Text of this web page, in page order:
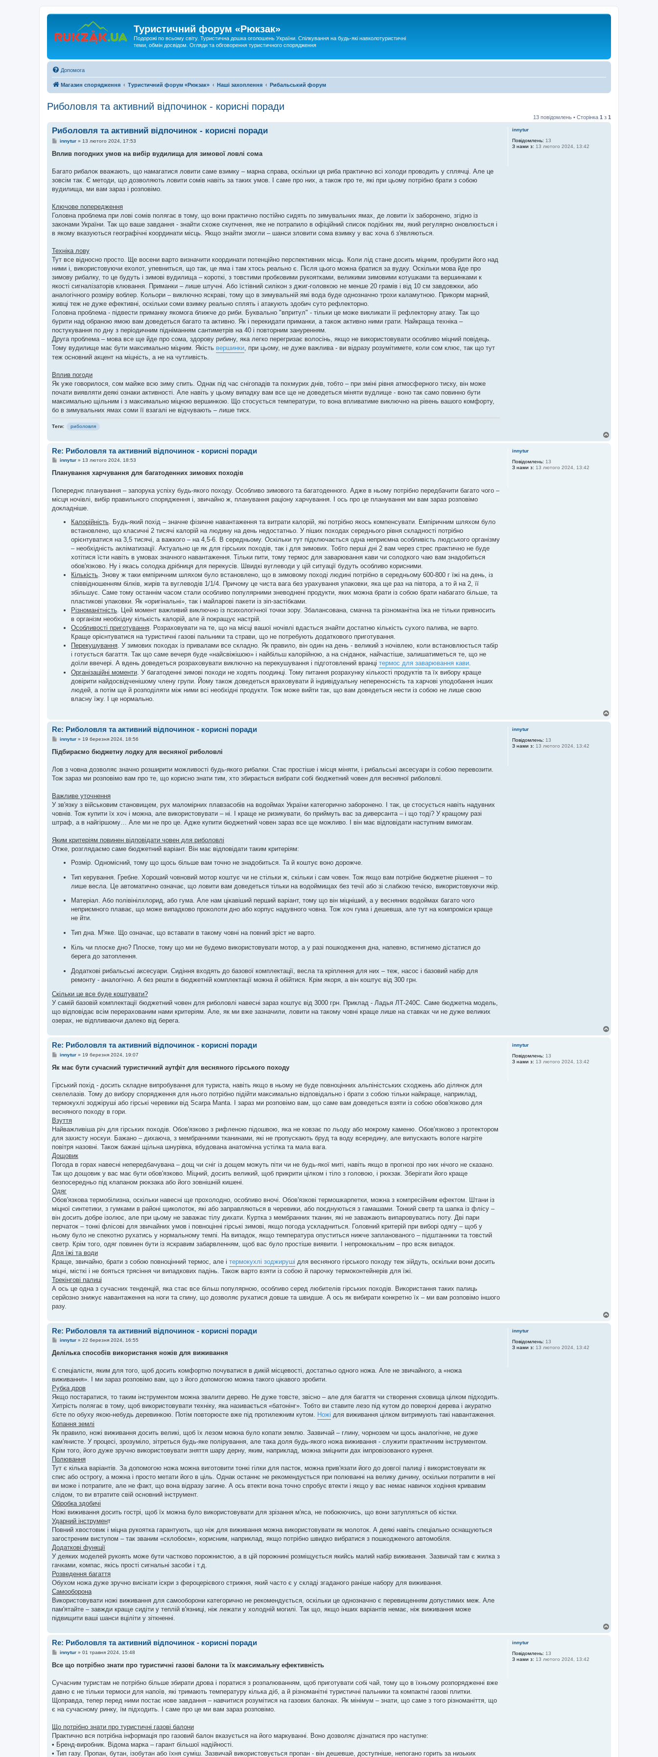
Туристичний форум «Рюкзак»
Подорожі по всьому світу. Туристична дошка оголошень України. Спілкування на будь-які навколотуристичні
теми, обмін досвідом. Огляди та обговорення туристичного спорядження
Допомога
Магазин спорядження Туристичний форум «Рюкзак» Наші захоплення Рибальський форум
Риболовля та активний відпочинок - корисні поради
13 повідомлень • Сторінка 1 з 1
innytur
Повідомлень: 13
З нами з: 13 лютого 2024, 13:42
Риболовля та активний відпочинок - корисні поради
П
в
о
л
е
н
я
innytur» 13 лютого 2024, 17:53
Вплив погодних умов на вибір вудилища для зимової ловлі сома
Багато рибалок вважають, що намагатися ловити саме взимку – марна справа, оскільки ця риба практично всі холоди проводить у сплячці. Але це
зовсім так. Є методи, що дозволяють ловити сомів навіть за таких умов. І саме про них, а також про те, які при цьому потрібно брати з собою
вудилища, ми вам зараз і розповімо.
Ключове попередження
Головна проблема при лові сомів полягає в тому, що вони практично постійно сидять по зимувальних ямах, де ловити їх заборонено, згідно із
законами України. Так що ваше завдання - знайти схоже скупчення, яке не потрапило в офіційний список подібних ям, який регулярно оновлюється і
в якому вказуються географічні координати місць. Якщо знайти змогли – шанси зловити сома взимку у вас хоча б з'являються.
Техніка лову
Тут все відносно просто. Ще восени варто визначити координати потенційно перспективних місць. Коли лід стане досить міцним, пробурити його над
ними і, використовуючи ехолот, упевниться, що так, це яма і там хтось реально є. Після цього можна братися за вудку. Оскільки мова йде про
зимову рибалку, то це будуть і зимові вудилища – короткі, з товстими пробковими рукоятками, великими зимовими котушками та вершинками к
якості сигналізаторів клювання. Приманки – лише штучні. Або їстівний силікон з джиг-головкою не менше 20 грамів і від 10 см завдовжки, або
аналогічного розміру воблер. Кольори – виключно яскраві, тому що в зимувальній ямі вода буде однозначно трохи каламутною. Прикорм марний,
живці теж не дуже ефективні, оскільки соми взимку реально сплять і атакують здобич суто рефлекторно.
Головна проблема - підвести приманку якомога ближче до риби. Буквально "впритул" - тільки це може викликати її рефлекторну атаку. Так що
бурити над обраною ямою вам доведеться багато та активно. Як і перекидати приманки, а також активно ними грати. Найкраща техніка –
постукування по дну з періодичним підніманням сантиметрів на 40 і повторним зануренням.
Друга проблема – мова все ще йде про сома, здорову рибину, яка легко перегризає волосінь, якщо не використовувати особливо міцний повідець.
Тому вудилище має бути максимально міцним. Якість вершинки , при цьому, не дуже важлива - ви відразу розумітимете, коли сом клює, так що тут
теж основний акцент на міцність, а не на чутливість.
Вплив погоди
Як уже говорилося, сом майже всю зиму спить. Однак під час снігопадів та похмурих днів, тобто – при зміні рівня атмосферного тиску, він може
почати виявляти деякі ознаки активності. Але навіть у цьому випадку вам все ще не доведеться міняти вудлище - воно так само повинно бути
максимально щільним і з максимально міцною вершинкою. Що стосується температури, то вона впливатиме виключно на рівень вашого комфорту,
бо в зимувальних ямах соми її взагалі не відчувають – лише тиск.
Теги: риболовля
innytur
Повідомлень: 13
З нами з: 13 лютого 2024, 13:42
Re: Риболовля та активний відпочинок - корисні поради
П
в
о
л
е
innytur» 13 лютого 2024, 18:53
Планування харчування для багатоденних зимових походів
Попереднє планування – запорука успіху будь-якого походу. Особливо зимового та багатоденного. Адже в ньому потрібно передбачити багато чого –
місця ночівлі, вибір правильного спорядження і, звичайно ж, планування раціону харчування. І ось про це планування ми вам зараз розповімо
докладніше.
Калорійність. Будь-який похід – значне фізичне навантаження та витрати калорій, які потрібно якось компенсувати. Емпіричним шляхом було
встановлено, що класичні 2 тисячі калорій на людину на день недостатньо. У піших походах середнього рівня складності потрібно
орієнтуватися на 3,5 тисячі, а важкого – на 4,5-6. В середньому. Оскільки тут підключається одна неприємна особливість людського організму
– необхідність акліматизації. Актуально це як для гірських походів, так і для зимових. Тобто перші дні 2 вам через стрес практично не буде
хотітися їсти навіть в умовах значного навантаження. Тільки пити, тому термос для заварювання кави чи солодкого чаю вам знадобиться
обов'язково. Ну і якась солодка дрібниця для перекусів. Швидкі вуглеводи у цій ситуації будуть особливо корисними.
Кількість. Знову ж таки емпіричним шляхом було встановлено, що в зимовому поході людині потрібно в середньому 600-800 г їжі на день, із
співвідношенням білків, жирів та вуглеводів 1/1/4. Причому це чиста вага без урахування упаковки, яка ще раз на півтора, а то й на 2, її
збільшує. Саме тому останнім часом стали особливо популярними зневоднені продукти, яких можна брати із собою брати набагато більше, та
пластикові упаковки. Як «оригінальні», так і майларові пакети із зіп-застібками.
Різноманітність. Цей момент важливий виключно із психологічної точки зору. Збалансована, смачна та різноманітна їжа не тільки привносить
в організм необхідну кількість калорій, але й покращує настрій.
Особливості приготування. Розраховувати на те, що на місці вашої ночівлі вдасться знайти достатню кількість сухого палива, не варто.
Краще орієнтуватися на туристичні газові пальники та страви, що не потребують додаткового приготування.
Перекушування. У зимових походах із привалами все складно. Як правило, він один на день - великий з ночівлею, коли встановлюється табір
і готується багаття. Так що саме вечеря буде «найсвіжішою» і найбільш калорійною, а на сніданок, найчастіше, залишатиметься те, що не
доїли ввечері. А вдень доведеться розраховувати виключно на перекушування і підготовлений вранці термос для заварювання кави.
Організаційні моменти. У багатоденні зимові походи не ходять поодинці. Тому питання розрахунку кількості продуктів та їх вибору краще
довірити найдосвідченішому члену групи. Йому також доведеться враховувати й індивідуальну непереносність та харчові уподобання інших
людей, а потім ще й розподіляти між ними всі необхідні продукти. Тож може вийти так, що вам доведеться нести із собою не лише свою
власну їжу. І це нормально.
innytur
Повідомлень: 13
З нами з: 13 лютого 2024, 13:42
Re: Риболовля та активний відпочинок - корисні поради
П
в
і
о
л
н
я
innytur» 19 березня 2024, 18:56
Підбираємо бюджетну лодку для весняної риболовлі
Лов з човна дозволяє значно розширити можливості будь-якого рибалки. Стає простіше і місця міняти, і рибальські аксесуари із собою перевозити.
Тож зараз ми розповімо вам про те, що корисно знати тим, хто збирається вибрати собі бюджетний човен для весняної риболовлі.
Важливе уточнення
У зв'язку з військовим становищем, рух маломірних плавзасобів на водоймах України категорично заборонено. І так, це стосується навіть надувних
човнів. Тож купити їх хоч і можна, але використовувати – ні. І краще не ризикувати, бо приймуть вас за диверсанта – і що тоді? У кращому разі
штраф, а в найгіршому… Але ми не про це. Адже купити бюджетний човен зараз все ще можливо. І він має відповідати наступним вимогам.
Яким критеріям повинен відповідати човен для риболовлі
Отже, розглядаємо саме бюджетний варіант. Він має відповідати таким критеріям:
Розмір. Одномісний, тому що щось більше вам точно не знадобиться. Та й коштує воно дорожче.
Тип керування. Гребне. Хороший човновий мотор коштує чи не стільки ж, скільки і сам човен. Тож якщо вам потрібне бюджетне рішення – то
лише весла. Це автоматично означає, що ловити вам доведеться тільки на водоймищах без течії або зі слабкою течією, використовуючи якір.
Матеріал. Або полівінілхлорид, або гума. Але нам цікавіший перший варіант, тому що він міцніший, а у весняних водоймах багато чого
неприємного плаває, що може випадково проколоти дно або корпус надувного човна. Тож хоч гума і дешевша, але тут на компроміси краще
не йти.
Тип дна. М'яке. Що означає, що вставати в такому човні на повний зріст не варто.
Кіль чи плоске дно? Плоске, тому що ми не будемо використовувати мотор, а у разі пошкодження дна, напевно, встигнемо дістатися до
берега до затоплення.
Додаткові рибальські аксесуари. Сидіння входять до базової комплектації, весла та кріплення для них – теж, насос і базовий набір для
ремонту - аналогічно. А без решти в бюджетній комплектації можна й обійтися. Крім якоря, а він коштує від 300 грн.
Скільки це все буде коштувати?
У самій базовій комплектації бюджетний човен для риболовлі навесні зараз коштує від 3000 грн. Приклад - Ладья ЛТ-240С. Саме бюджетна модель,
що відповідає всім перерахованим нами критеріям. Але, як ми вже зазначили, ловити на такому човні краще лише на ставках чи не дуже великих
озерах, не відпливаючи далеко від берега.
innytur
Повідомлень: 13
З нами з: 13 лютого 2024, 13:42
Re: Риболовля та активний відпочинок - корисні поради
П
в
о
м
л
е
н
н
я
innytur» 19 березня 2024, 19:07
Як має бути сучасний туристичний аутфіт для весняного гірського походу
Гірський похід - досить складне випробування для туриста, навіть якщо в ньому не буде повноцінних альпіністських сходжень або ділянок для
скелелазів. Тому до вибору спорядження для нього потрібно підійти максимально відповідально і брати з собою тільки найкраще, наприклад,
термокухлі зоджіруші або гірські черевики від Scarpa Manta. І зараз ми розповімо вам, що саме вам доведеться взяти із собою обов'язково для
весняного походу в гори.
Взуття
Найважливіша річ для гірських походів. Обов'язково з рифленою підошвою, яка не ковзає по льоду або мокрому каменю. Обов'язково з протектором
для захисту носкуи. Бажано – дихаюча, з мембранними тканинами, які не пропускають бруд та воду всередину, але випускають вологе нагріте
повітря назовні. Також бажані щільна шнурівка, вбудована анатомічна устілка та мала вага.
Дощовик
Погода в горах навесні непередбачувана – дощ чи сніг із дощем можуть піти чи не будь-якої миті, навіть якщо в прогнозі про них нічого не сказано.
Так що дощовик у вас має бути обов'язково. Міцний, досить великий, щоб прикрити цілком і тіло з головою, і рюкзак. Зберігати його краще
безпосередньо під клапаном рюкзака або його зовнішній кишені.
Одяг
Обов'язкова термобілизна, оскільки навесні ще прохолодно, особливо вночі. Обов'язкові термошкарпетки, можна з компресійним ефектом. Штани із
міцної синтетики, з гумками в районі щиколоток, які або заправляються в черевики, або поєднуються з гамашами. Тонкий светр та шапка із флісу –
він досить добре ізолює, але при цьому не заважає тілу дихати. Куртка з мембранних тканин, які не заважають випаровуватись поту. Дві пари
перчаток – тонкі флісові для звичайних умов і повноцінні гірські зимові, якщо погода ускладниться. Головний критерій при виборі одягу – щоб у
ньому було не спекотно рухатись у нормальному темпі. На випадок, якщо температура опуститься нижче запланованого – підштанники та товстий
светр. Крім того, одяг повинен бути із яскравим забарвленням, щоб вас було простіше виявити. І непромокальним – про всяк випадок.
Для їжі та води
Краще, звичайно, брати з собою повноцінний термос, але і термокухлі зоджируші для весняного гірського походу теж зійдуть, оскільки вони досить
міцні, місткі і не бояться трясіння чи випадкових падінь. Також варто взяти із собою й парочку термоконтейнерів для їжі.
Трекінгові палиці
А ось це одна з сучасних тенденцій, яка стає все більш популярною, особливо серед любителів гірських походів. Використання таких палиць
серйозно знижує навантаження на ноги та спину, що дозволяє рухатися довше та швидше. А ось як вибирати конкретно їх – ми вам розповімо іншого
разу.
innytur
Повідомлень: 13
З нами з: 13 лютого 2024, 13:42
Re: Риболовля та активний відпочинок - корисні поради
П
в
о
л
е
н
н
я
innytur» 22 березня 2024, 16:55
Делілька способів використання ножів для виживання
Є спеціалісти, яким для того, щоб досить комфортно почуватися в дикій місцевості, достатньо одного ножа. Але не звичайного, а «ножа
виживання». І ми зараз розповімо вам, що з його допомогою можна такого цікавого зробити.
Рубка дров
Якщо постаратися, то таким інструментом можна звалити дерево. Не дуже товсте, звісно – але для багаття чи створення сховища цілком підходить.
Хитрість полягає в тому, щоб використовувати техніку, яка називається «батонінг». Тобто ви ставите лезо під кутом до поверхні дерева і акуратно
б'єте по обуху якою-небудь деревинкою. Потім повторюєте вже під протилежним кутом. Ножі для виживання цілком витримують такі навантаження.
Копання землі
Як правило, ножі виживання досить великі, щоб їх лезом можна було копати землю. Зазвичай – глину, чорнозем чи щось аналогічне, не дуже
кам'янисте. У процесі, зрозуміло, зітреться будь-яке полірування, але така доля будь-якого ножа виживання - служити практичним інструментом.
Крім того, його дуже зручно використовувати зняття шару дерну, яким, наприклад, можна зміцнити дах імпровізованого куреня.
Полювання
Тут є кілька варіантів. За допомогою ножа можна виготовити тонкі гілки для пасток, можна прив'язати його до довгої палиці і використовувати як
спис або острогу, а можна і просто метати його в ціль. Однак останнє не рекомендується при полюванні на велику дичину, оскільки потрапити в неї
ви може і потрапите, але не факт, що вона відразу загине. А ось втекти вона точно спробує втекти і якщо у вас немає навичок ходіння кривавим
слідом, то ви втратите свій основний інструмент.
Обробка здобичі
Ножі виживання досить гострі, щоб їх можна було використовувати для зрізання м'яса, не побоюючись, що вони затупляться об кістки.
Ударний інструмент
Повний хвостовик і міцна рукоятка гарантують, що ніж для виживання можна використовувати як молоток. А деякі навіть спеціально оснащуються
загостреним виступом – так званим «склобоєм», корисним, наприклад, якщо потрібно швидко вибратися з пошкодженого автомобіля.
Додаткові функції
У деяких моделей рукоять може бути частково порожнистою, а в цій порожнині розміщується якийсь малий набір виживання. Зазвичай там є жилка з
гачками, компас, якісь прості сигнальні засоби і т.д.
Розведення багаття
Обухом ножа дуже зручно висікати іскри з фероцерієвого стрижня, який часто є у складі згаданого раніше набору для виживання.
Самооборона
Використовувати ножі виживання для самооборони категорично не рекомендується, оскільки це однозначно є перевищенням допустимих меж. Але
пам'ятайте – завжди краще сидіти у теплій в'язниці, ніж лежати у холодній могилі. Так що, якщо інших варіантів немає, ніж виживання може
підвищити ваші шанси вціліти у зіткненні.
innytur
Повідомлень: 13
З нами з: 13 лютого 2024, 13:42
Re: Риболовля та активний відпочинок - корисні поради
П
в
о
м
л
е
н
н
innytur» 01 травня 2024, 15:48
Все що потрібно знати про туристичні газові балони та їх максимальну ефективність
Сучасним туристам не потрібно більше збирати дрова і поратися з розпалюванням, щоб приготувати собі чай, тому що в їхньому розпорядженні вже
давно є не тільки термоси для напоїв, які тримають температуру кілька діб, а й різноманітні туристичні пальники та компактні газові плитки.
Щоправда, тепер перед ними постає нове завдання – навчитися розумітися на газових балонах. Як мінімум – знати, що саме з того різноманіття, що
є на сучасному ринку, їм підходить. І саме про це ми вам зараз розповімо.
Що потрібно знати про туристичні газові балони
Практично вся потрібна інформація про газовий балон вказується на його маркуванні. Воно дозволяє дізнатися про наступне:
• Бренд-виробник. Відома марка – гарант більшої надійності.
• Тип газу. Пропан, бутан, ізобутан або їхня суміш. Зазвичай використовується пропан - він дешевше, доступніше, непогано горить за низьких